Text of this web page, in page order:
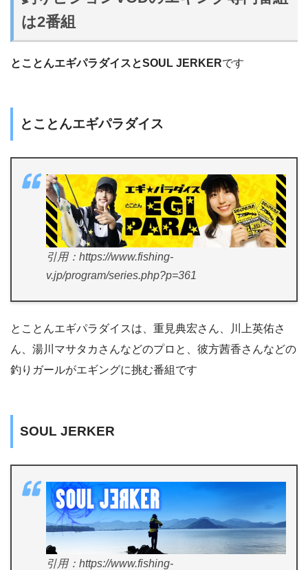
は2番組
とことんエギパラダイスとSOUL JERKERです
とことんエギパラダイス
引用：https://www.fishing-
v.jp/program/series.php?p=361
とことんエギパラダイスは、重見典宏さん、川上英佑さ
ん、湯川マサタカさんなどのプロと、彼方茜香さんなどの
釣りガールがエギングに挑む番組です
SOUL JERKER
引用：https://www.fishing-